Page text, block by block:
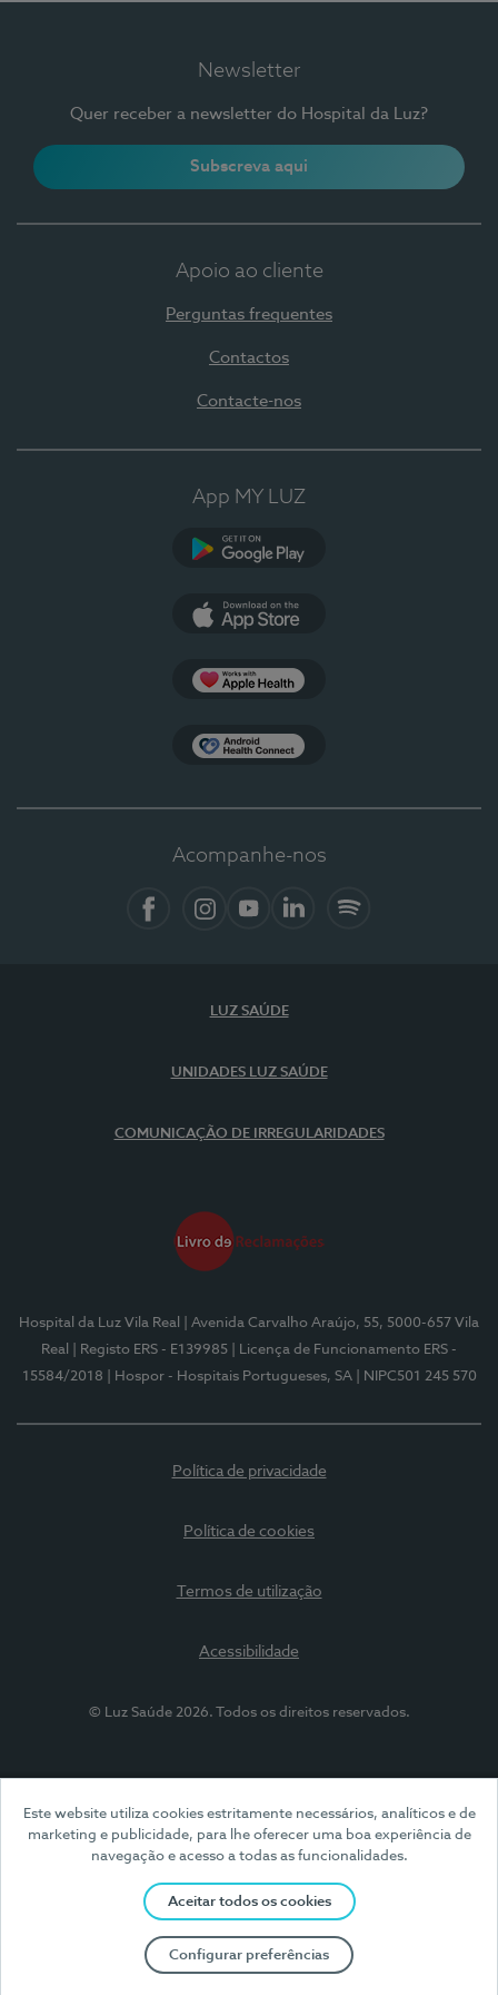
Este website utiliza cookies estritamente necessários, analíticos e de
marketing e publicidade, para lhe oferecer uma boa experiência de
navegação e acesso a todas as funcionalidades.
Aceitar todos os cookies
Configurar preferências
Newsletter
Quer receber a newsletter do Hospital da Luz?
Subscreva aqui
Apoio ao cliente
Perguntas frequentes
Contactos
Contacte-nos
App MY LUZ
Acompanhe-nos
LUZ SAÚDE
UNIDADES LUZ SAÚDE
COMUNICAÇÃO DE IRREGULARIDADES
Hospital da Luz Vila Real
| Avenida Carvalho Araújo, 55, 5000-657 Vila
Real
| Registo ERS - E139985
| Licença de Funcionamento ERS -
15584/2018
| Hospor - Hospitais Portugueses, SA | NIPC501 245 570
Política de privacidade
Política de cookies
Termos de utilização
Acessibilidade
© Luz Saúde 2026. Todos os direitos reservados.